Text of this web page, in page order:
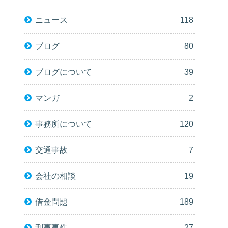
ニュース 118
ブログ 80
ブログについて 39
マンガ 2
事務所について 120
交通事故 7
会社の相談 19
借金問題 189